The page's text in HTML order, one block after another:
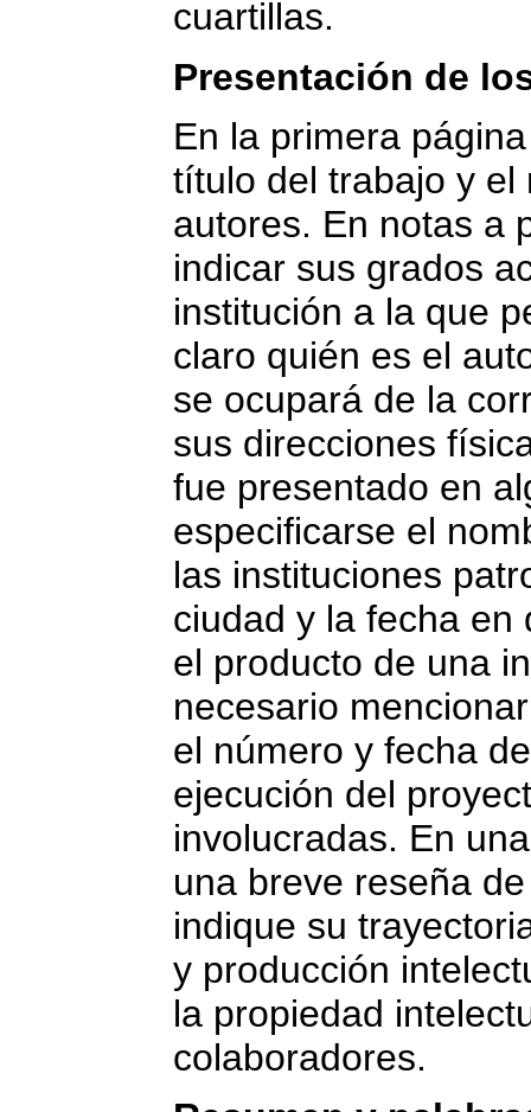
cuartillas.
Presentación de
En la primera
título del trabajo y el
autores. En notas a
indicar sus grados
institución a la que
claro quién es el
se ocupará de la
sus direcciones
fue presentado en
especificarse el
las instituciones
ciudad y la fecha en
el producto de una
necesario
el número y fecha
ejecución del
involucradas. En
una breve reseña
indique su
y producción
la propiedad
colaboradores.